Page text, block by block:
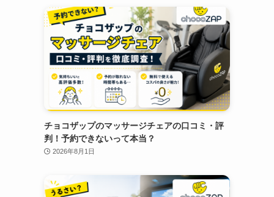
チョコザップのマッサージチェアの口コミ・評
判！予約できないって本当？
2026年8月1日